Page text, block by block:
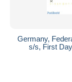
Germany,
s/s, First